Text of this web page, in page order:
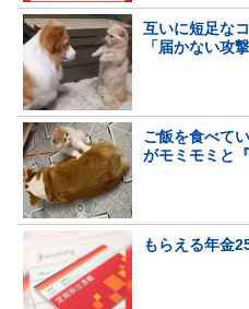
互いに短足な
「届かない攻
ご飯を食べて
がモミモミと
もらえる年金